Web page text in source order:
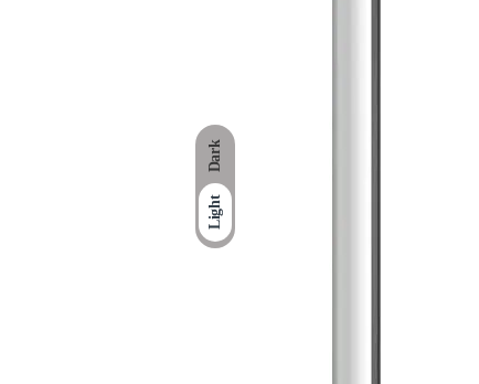
Dark
Light